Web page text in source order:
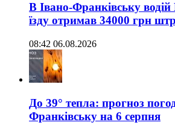
В Івано-Франківську
їзду отримав 34000 грн
08:42 06.08.2026
До 39° тепла: прогноз
Франківську на 6 серпня